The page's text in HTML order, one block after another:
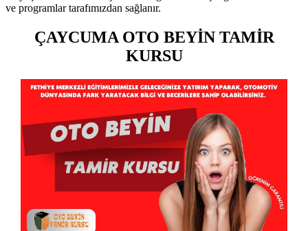
ve programlar tarafımızdan sağlanır.
ÇAYCUMA OTO BEYİN TAMİR
KURSU